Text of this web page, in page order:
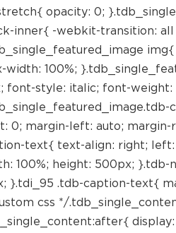
opacity: 0;
inner{ -webkit-transition: all
width: 100%;
font-style: italic; font-
0; margin-left: auto;
text{ text-align: right; left:
100%; height: 500px;
}.tdi_95 .tdb-caption-text{
css */